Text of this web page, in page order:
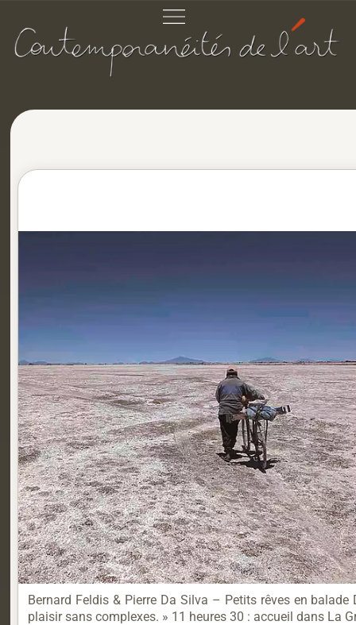
Bernard Feldis & Pierre Da Silva – Petits rêves en
plaisir sans complexes. » 11 heures 30 : accueil dans La